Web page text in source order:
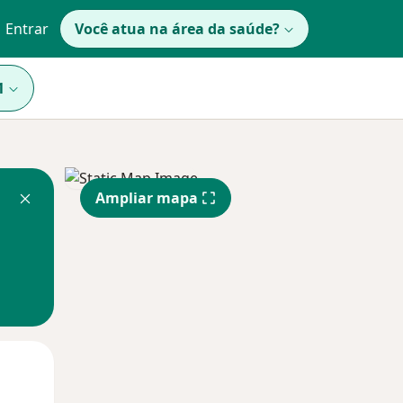
Entrar Você atua na área da saúde?
Ampliar mapa